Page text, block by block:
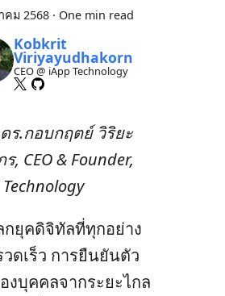
คม 2568 · One min read
Kobkrit
Viriyayudhakorn
CEO @ iApp Technology
ร.กอบกฤตย์ วิริยะ
, CEO & Founder,
กยุคดิจิทัลที่ทุกอย่าง
วดเร็ว การยืนยันตัว
งบุคคลจากระยะไกล